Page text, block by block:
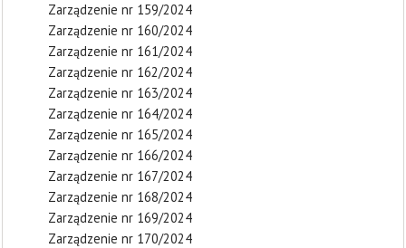
Zarządzenie nr 159/2024
Zarządzenie nr 160/2024
Zarządzenie nr 161/2024
Zarządzenie nr 162/2024
Zarządzenie nr 163/2024
Zarządzenie nr 164/2024
Zarządzenie nr 165/2024
Zarządzenie nr 166/2024
Zarządzenie nr 167/2024
Zarządzenie nr 168/2024
Zarządzenie nr 169/2024
Zarządzenie nr 170/2024